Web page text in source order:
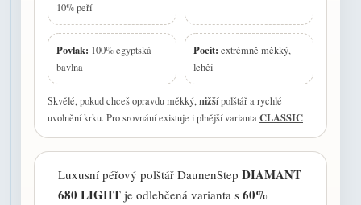
10% peří
Povlak: 100% egyptská
bavlna
Pocit: extrémně měkký,
lehčí
Skvělé, pokud chceš opravdu měkký,nižšípolštář a rychlé
uvolnění krku. Pro srovnání existuje i plnější variantaCLASSIC
Luxusní péřový polštář DaunenStep DIAMANT
680 LIGHTje odlehčená varianta s 60%